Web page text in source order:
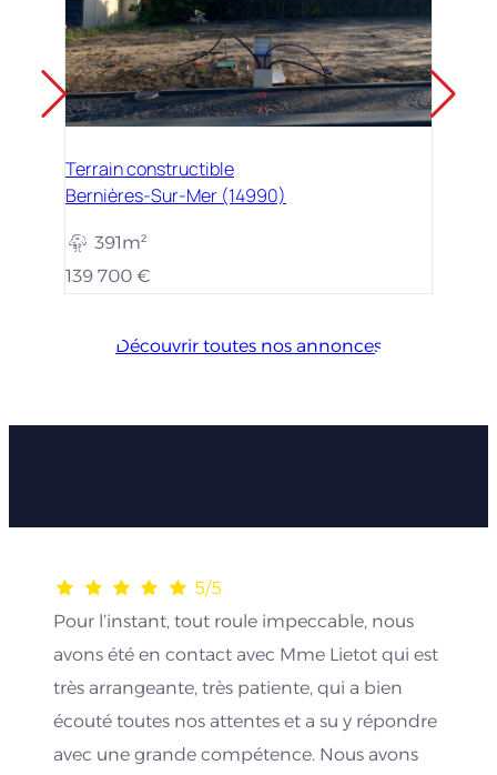
Terrain constructible
Bernières-Sur-Mer (14990)
391m²
139 700 €
Découvrir toutes nos annonces
5/5
Pour l’instant, tout roule impeccable, nous
avons été en contact avec Mme Lietot qui est
très arrangeante, très patiente, qui a bien
écouté toutes nos attentes et a su y répondre
avec une grande compétence. Nous avons